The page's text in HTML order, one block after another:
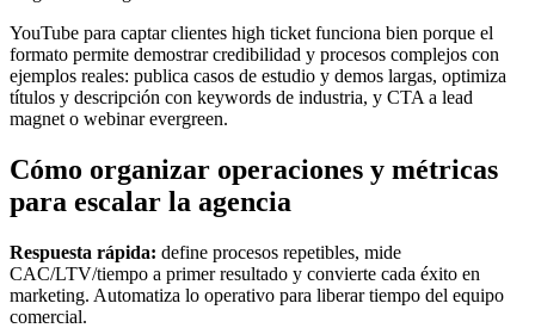
YouTube para captar clientes high ticket funciona bien porque el
formato permite demostrar credibilidad y procesos complejos con
ejemplos reales: publica casos de estudio y demos largas, optimiza
títulos y descripción con keywords de industria, y CTA a lead
magnet o webinar evergreen.
Cómo organizar operaciones y métricas
para escalar la agencia
Respuesta rápida: define procesos repetibles, mide
CAC/LTV/tiempo a primer resultado y convierte cada éxito en
marketing. Automatiza lo operativo para liberar tiempo del equipo
comercial.